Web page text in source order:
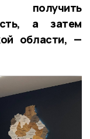
получить
а затем
области, —